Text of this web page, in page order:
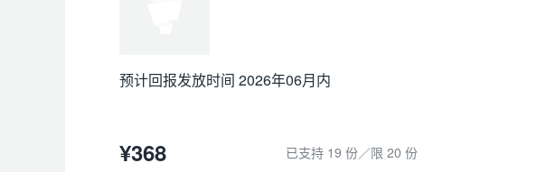
预计回报发放时间 2026年06月内
¥368 已支持 19 份／限 20 份